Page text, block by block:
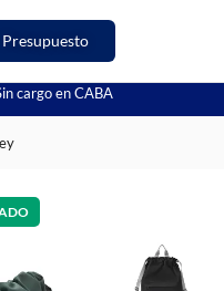
Presupuesto
cargo en CABA